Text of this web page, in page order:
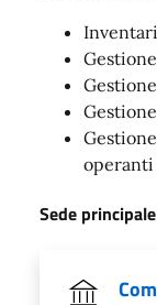
operanti
Sede principale